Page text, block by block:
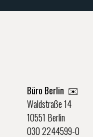
Büro Berlin ✉️
Waldstraße 14
10551 Berlin
030 2244599-0